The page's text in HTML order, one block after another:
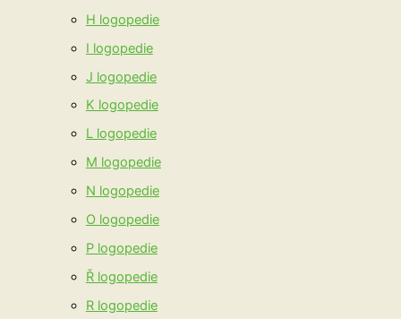
H logopedie
I logopedie
J logopedie
K logopedie
L logopedie
M logopedie
N logopedie
O logopedie
P logopedie
Ř logopedie
R logopedie